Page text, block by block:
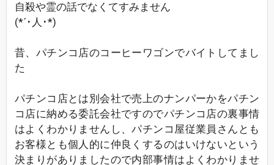
自殺や霊の話でなくてすみません
(*´･人･*)
昔、パチンコ店のコーヒーワゴンでバイトしてまし
た
パチンコ店とは別会社で売上のナンパーかをパチン
コ店に納める委託会社ですのでパチンコ店の裏事情
はよくわかりませんし、パチンコ屋従業員さんとも
お客様とも個人的に仲良くするのはいけないという
決まりがありましたので内部事情はよくわかりませ